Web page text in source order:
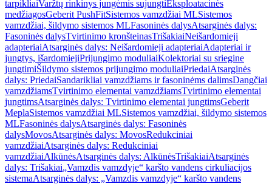
tarpikliaiVaržtų rinkinys jungėmis sujungtiEksploatacinės
medžiagosGeberit PushFitSistemos vamzdžiai MLSistemos
vamzdžiai, šildymo sistemos MLFasoninės dalysAtsarginės dalys:
Fasoninės dalysTvirtinimo kronšteinasTrišakiaiNeišardomieji
adapteriaiAtsarginės dalys: Neišardomieji adapteriaiAdapteriai ir
jungtys, išardomiejiPrijungimo moduliaiKolektoriai su sriegine
jungtimiŠildymo sistemos prijungimo moduliaiPriedaiAtsarginės
dalys: PriedaiSandarikliai vamzdžiams ir fasoninėms dalimsDangčiai
vamzdžiamsTvirtinimo elementai vamzdžiamsTvirtinimo elementai
jungtimsAtsarginės dalys: Tvirtinimo elementai jungtimsGeberit
MeplaSistemos vamzdžiai MLSistemos vamzdžiai, šildymo sistemos
MLFasoninės dalysAtsarginės dalys: Fasoninės
dalysMovosAtsarginės dalys: MovosRedukciniai
vamzdžiaiAtsarginės dalys: Redukciniai
vamzdžiaiAlkūnėsAtsarginės dalys: AlkūnėsTrišakiaiAtsarginės
dalys: Trišakiai„Vamzdis vamzdyje“ karšto vandens cirkuliacijos
sistemaAtsarginės dalys: „Vamzdis vamzdyje“ karšto vandens